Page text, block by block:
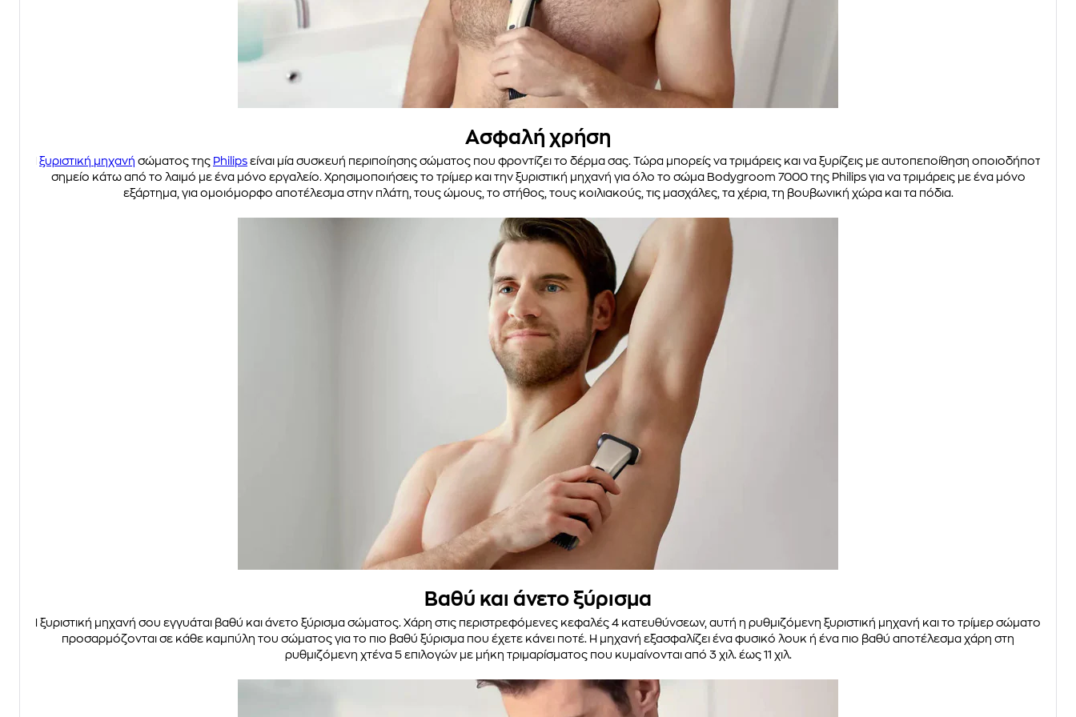
Ασφαλή χρήση
ξυριστική μηχανή σώματος της Philips είναι μία συσκευή περιποίησης σώματος που φροντίζει το δέρμα σας. Τώρα μπορείς να τριμάρεις και να ξυρίζεις με αυτοπεποίθηση οποιοδήποτε
σημείο κάτω από το λαιμό με ένα μόνο εργαλείο. Χρησιμοποιήσεις το τρίμερ και την ξυριστική μηχανή για όλο το σώμα Bodygroom 7000 της Philips για να τριμάρεις με ένα μόνο
εξάρτημα, για ομοιόμορφο αποτέλεσμα στην πλάτη, τους ώμους, το στήθος, τους κοιλιακούς, τις μασχάλες, τα χέρια, τη βουβωνική χώρα και τα πόδια.
Βαθύ και άνετο ξύρισμα
Η ξυριστική μηχανή σου εγγυάται βαθύ και άνετο ξύρισμα σώματος. Χάρη στις περιστρεφόμενες κεφαλές 4 κατευθύνσεων, αυτή η ρυθμιζόμενη ξυριστική μηχανή και το τρίμερ σώματος
προσαρμόζονται σε κάθε καμπύλη του σώματος για το πιο βαθύ ξύρισμα που έχετε κάνει ποτέ. Η μηχανή εξασφαλίζει ένα φυσικό λουκ ή ένα πιο βαθύ αποτέλεσμα χάρη στη
ρυθμιζόμενη χτένα 5 επιλογών με μήκη τριμαρίσματος που κυμαίνονται από 3 χιλ. έως 11 χιλ.